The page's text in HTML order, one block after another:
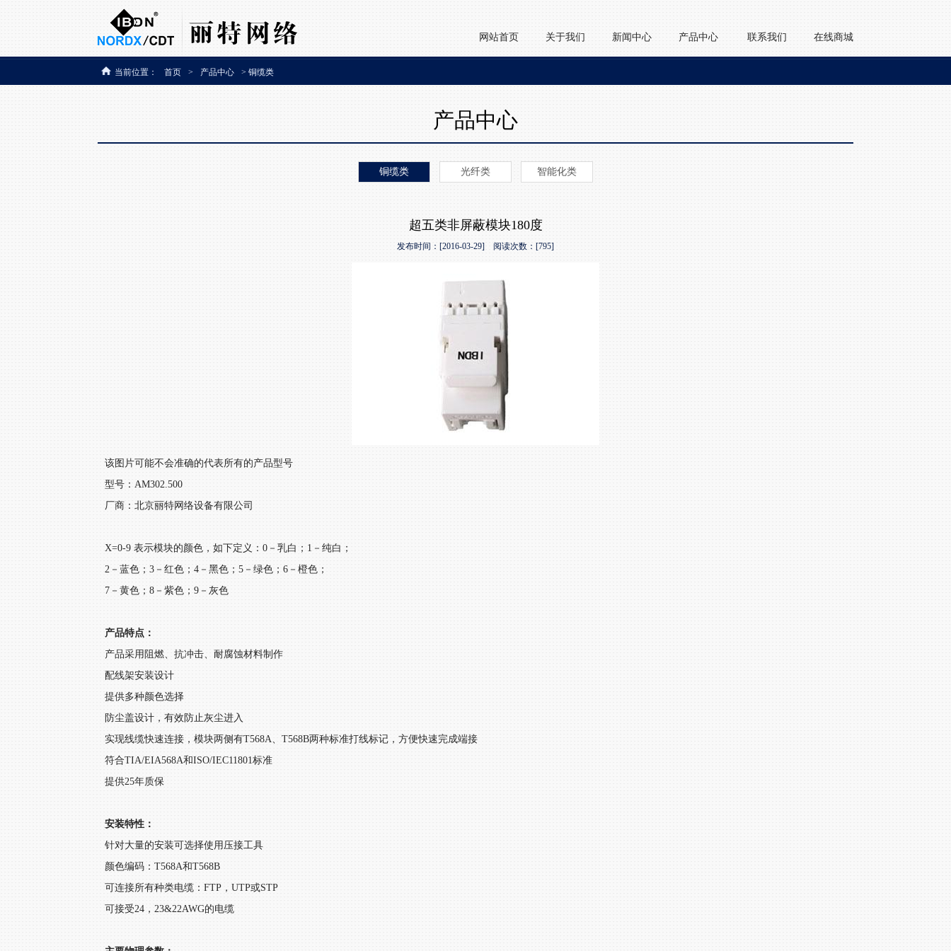
网站首页 关于我们 新闻中心 产品中心 联系我们 在线商城
当前位置： 首页 > 产品中心 > 铜缆类
产品中心
铜缆类 光纤类 智能化类
超五类非屏蔽模块180度
发布时间：[2016-03-29] 阅读次数：[795]
该图片可能不会准确的代表所有的产品型号
型号：AM302.500
厂商：北京丽特网络设备有限公司
X=0-9 表示模块的颜色，如下定义：0－乳白；1－纯白；
2－蓝色；3－红色；4－黑色；5－绿色；6－橙色；
7－黄色；8－紫色；9－灰色
产品特点：
产品采用阻燃、抗冲击、耐腐蚀材料制作
配线架安装设计
提供多种颜色选择
防尘盖设计，有效防止灰尘进入
实现线缆快速连接，模块两侧有T568A、T568B两种标准打线标记，方便快速完成端接
符合TIA/EIA568A和ISO/IEC11801标准
提供25年质保
安装特性：
针对大量的安装可选择使用压接工具
颜色编码：T568A和T568B
可连接所有种类电缆：FTP，UTP或STP
可接受24，23&22AWG的电缆